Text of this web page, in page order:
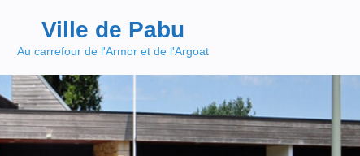
Ville de Pabu
Au carrefour de l'Armor et de l'Argoat